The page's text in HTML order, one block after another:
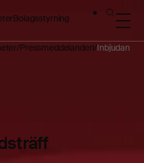
Bolagsstyrning
Pressmeddelanden Inbjudan till